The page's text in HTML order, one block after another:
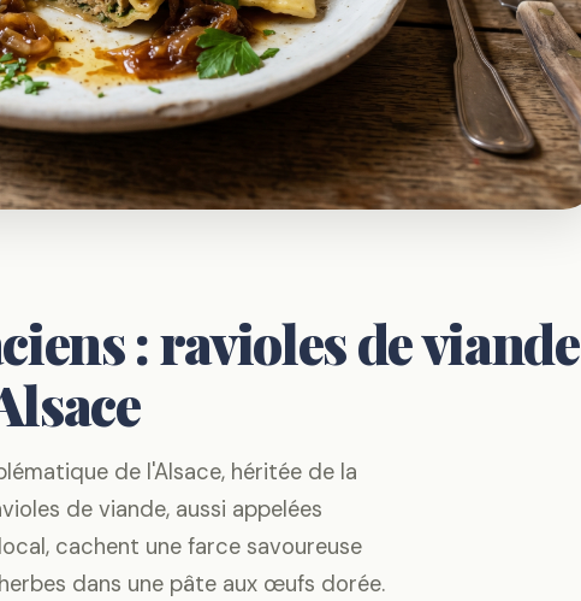
: ravioles de viande
de l'Alsace, héritée de la
de viande, aussi appelées
cachent une farce savoureuse
dans une pâte aux œufs dorée.